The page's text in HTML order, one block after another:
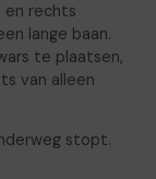
en rechts
lange baan.
te plaatsen,
van alleen
stopt.